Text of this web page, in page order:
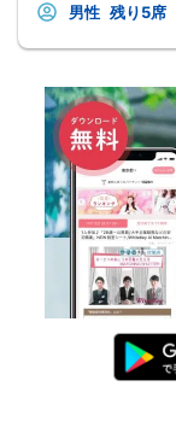
男性 残り5席